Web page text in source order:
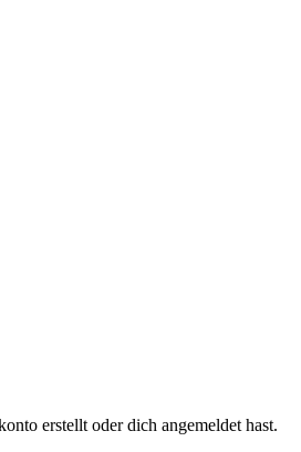
erstellt oder dich angemeldet hast.